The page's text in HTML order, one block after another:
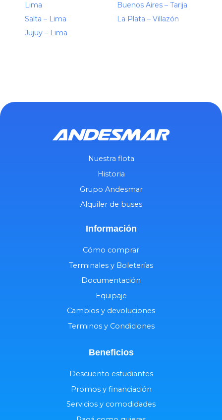
Lima
Salta – Lima
Jujuy – Lima
Buenos Aires – Tarija
La Plata – Villazón
Nuestra flota
Historia
Grupo Andesmar
Alquiler de buses
Información
Cómo comprar
Terminales y Boleterías
Documentación
Equipaje
Cambios y devoluciones
Terminos y Condiciones
Beneficios
Descuento estudiantes
Promos y financiación
Servicios y comodidades